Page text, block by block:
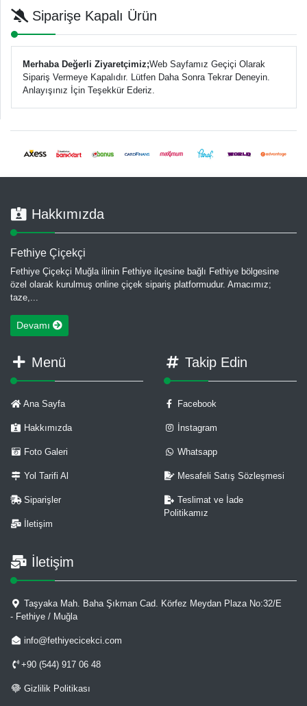
Siparişe Kapalı Ürün
Merhaba Değerli Ziyaretçimiz;Web Sayfamız Geçiçi Olarak
Sipariş Vermeye Kapalıdır. Lütfen Daha Sonra Tekrar Deneyin.
Anlayışınız İçin Teşekkür Ederiz.
Hakkımızda
Fethiye Çiçekçi
Fethiye Çiçekçi Muğla ilinin Fethiye ilçesine bağlı Fethiye bölgesine
özel olarak kurulmuş online çiçek sipariş platformudur. Amacımız;
taze,...
Devamı
Menü
Ana Sayfa
Hakkımızda
Foto Galeri
Yol Tarifi Al
Siparişler
İletişim
Takip Edin
Facebook
İnstagram
Whatsapp
Mesafeli Satış Sözleşmesi
Teslimat ve İade
Politikamız
İletişim
Taşyaka Mah. Baha Şıkman Cad. Körfez Meydan Plaza No:32/E
- Fethiye / Muğla
info@fethiyecicekci.com
+90 (544) 917 06 48
Gizlilik Politikası